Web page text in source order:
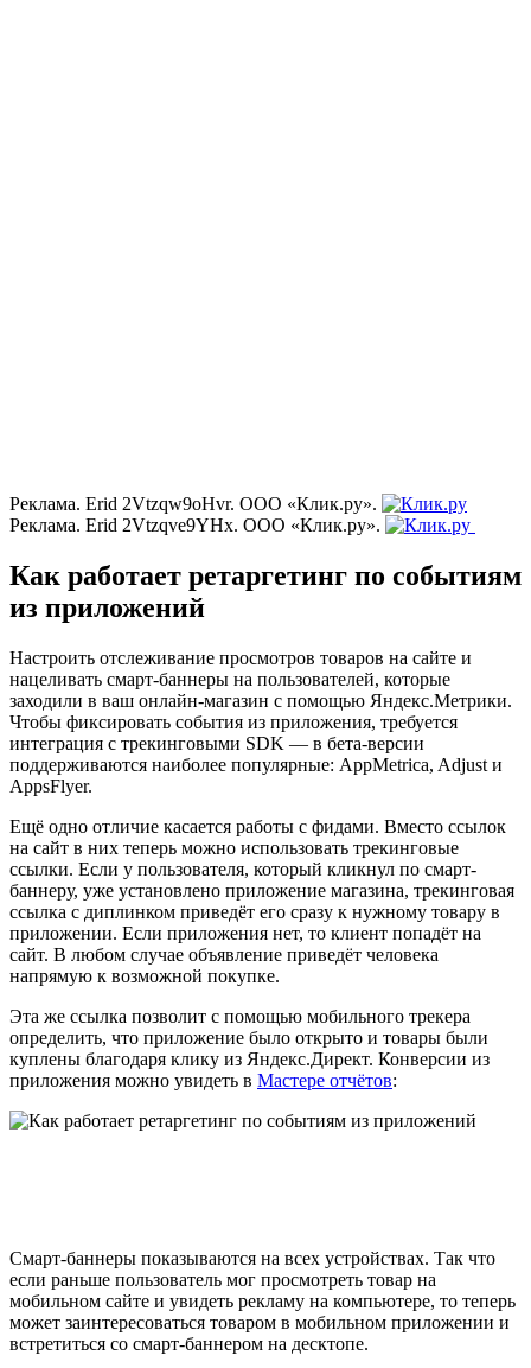
Реклама. Erid 2Vtzqw9oHvr. ООО «Клик.ру».
Реклама. Erid 2Vtzqve9YHx. ООО «Клик.ру».
Как работает ретаргетинг по событиям
из приложений
Настроить отслеживание просмотров товаров на сайте и
нацеливать смарт-баннеры на пользователей, которые
заходили в ваш онлайн-магазин с помощью Яндекс.Метрики.
Чтобы фиксировать события из приложения, требуется
интеграция с трекинговыми SDK — в бета-версии
поддерживаются наиболее популярные: AppMetrica, Adjust и
AppsFlyer.
Ещё одно отличие касается работы с фидами. Вместо ссылок
на сайт в них теперь можно использовать трекинговые
ссылки. Если у пользователя, который кликнул по смарт-
баннеру, уже установлено приложение магазина, трекинговая
ссылка с диплинком приведёт его сразу к нужному товару в
приложении. Если приложения нет, то клиент попадёт на
сайт. В любом случае объявление приведёт человека
напрямую к возможной покупке.
Эта же ссылка позволит с помощью мобильного трекера
определить, что приложение было открыто и товары были
куплены благодаря клику из Яндекс.Директ. Конверсии из
приложения можно увидеть в Мастере отчётов:
Смарт-баннеры показываются на всех устройствах. Так что
если раньше пользователь мог просмотреть товар на
мобильном сайте и увидеть рекламу на компьютере, то теперь
может заинтересоваться товаром в мобильном приложении и
встретиться со смарт-баннером на десктопе.